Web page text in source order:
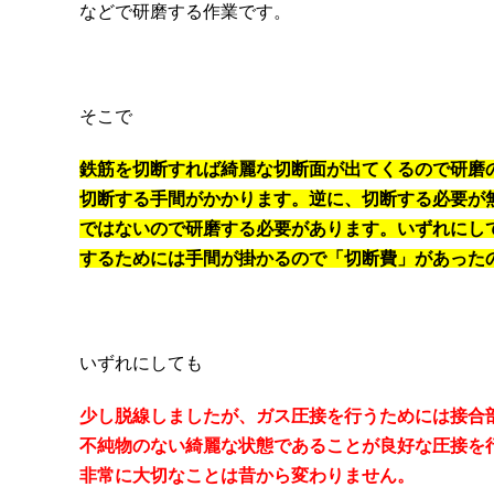
などで研磨する作業です。
そこで
鉄筋を切断すれば綺麗な切断面が出てくるので研磨
切断する手間がかかります。逆に、切断する必要が
ではないので研磨する必要があります。いずれにし
するためには手間が掛かるので「切断費」があった
いずれにしても
少し脱線しましたが、ガス圧接を行うためには接合
不純物のない綺麗な状態であることが良好な圧接を
非常に大切なことは昔から変わりません。